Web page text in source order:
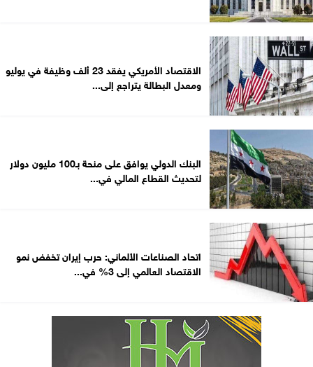
الاقتصاد الأمريكي يفقد 23 ألف وظيفة في يوليو
ومعدل البطالة يتراجع إلى...
البنك الدولي يوافق على منحة بـ100 مليون دولار
لتحديث القطاع المالي في...
اتحاد الصناعات الألماني: حرب إيران تخفض نمو
الاقتصاد العالمي إلى 3% في...